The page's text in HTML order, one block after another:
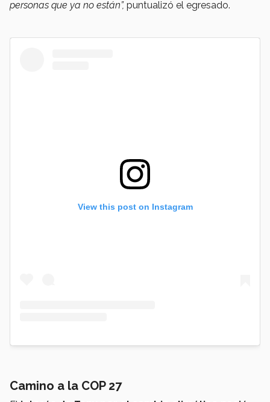
personas que ya no están”, puntualizó el egresado.
View this post on Instagram
Camino a la COP 27